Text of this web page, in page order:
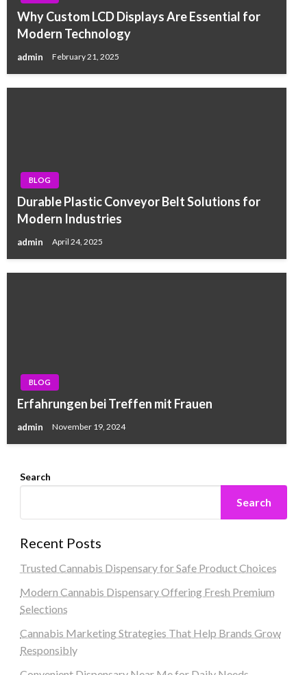
Why Custom LCD Displays Are Essential for
Modern Technology
admin February 21, 2025
BLOG
Durable Plastic Conveyor Belt Solutions for
Modern Industries
admin April 24, 2025
BLOG
Erfahrungen bei Treffen mit Frauen
admin November 19, 2024
Search
Search
Recent Posts
Trusted Cannabis Dispensary for Safe Product Choices
Modern Cannabis Dispensary Offering Fresh Premium
Selections
Cannabis Marketing Strategies That Help Brands Grow
Responsibly